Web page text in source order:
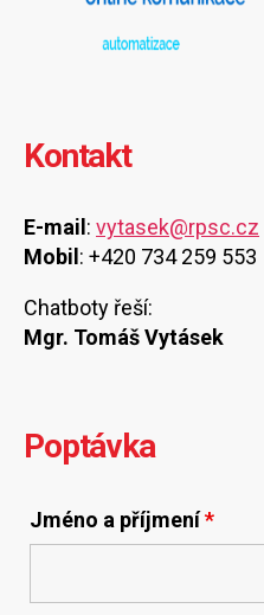
Kontakt
E-mail : vytasek@rpsc.cz
Mobil : +420 734 259 553
Chatboty řeší:
Mgr. Tomáš Vytásek
Poptávka
Jméno a příjmení*